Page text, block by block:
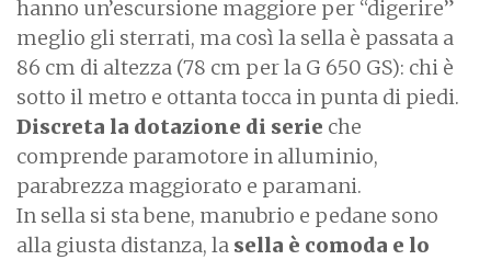
hanno un’escursione maggiore per “digerire”
meglio gli sterrati, ma così la sella è passata a
86 cm di altezza (78 cm per la G 650 GS): chi è
sotto il metro e ottanta tocca in punta di piedi.
Discreta la dotazione di serie che
comprende paramotore in alluminio,
parabrezza maggiorato e paramani.
In sella si sta bene, manubrio e pedane sono
alla giusta distanza, la sella è comoda e lo